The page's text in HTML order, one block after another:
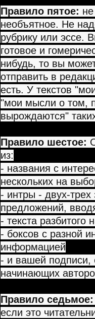
Правило пятое:
необъятное. Не
рубрику или эссе.
готовое и
нибудь, то вы
отправить в
есть. У текстов
"мои мысли о том,
вырождаются"
Правило шестое:
из:
- названия с
нескольких на
- интры - двух-трех
предложений,
- текста разбитого
- боксов с разной
информацией
- и вашей подписи,
начинающих
Правило седьмое:
если это